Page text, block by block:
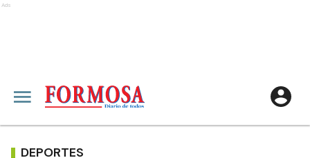
Ads
DEPORTES